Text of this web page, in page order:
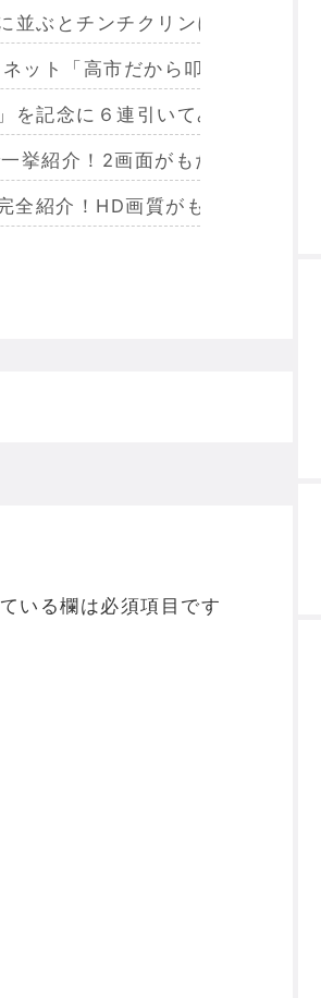
並ぶとチンチクリンに見えてし
ット「高市だから叩いて良いを
を記念に６連引いてみた！気づ
挙紹介！2画面がもたらす極上の
全紹介！HD画質がもたらした真
まで完全紹介！ビジュアルメモ
いる欄は必須項目です